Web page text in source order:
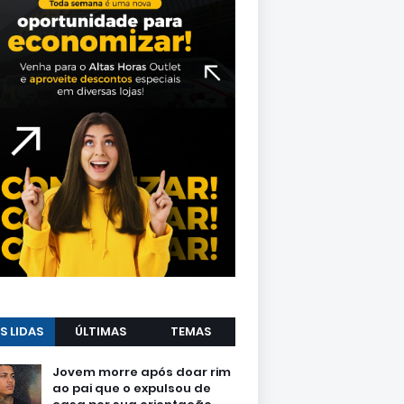
LIDAS ÚLTIMAS TEMAS
Jovem morre após doar rim
ao pai que o expulsou de